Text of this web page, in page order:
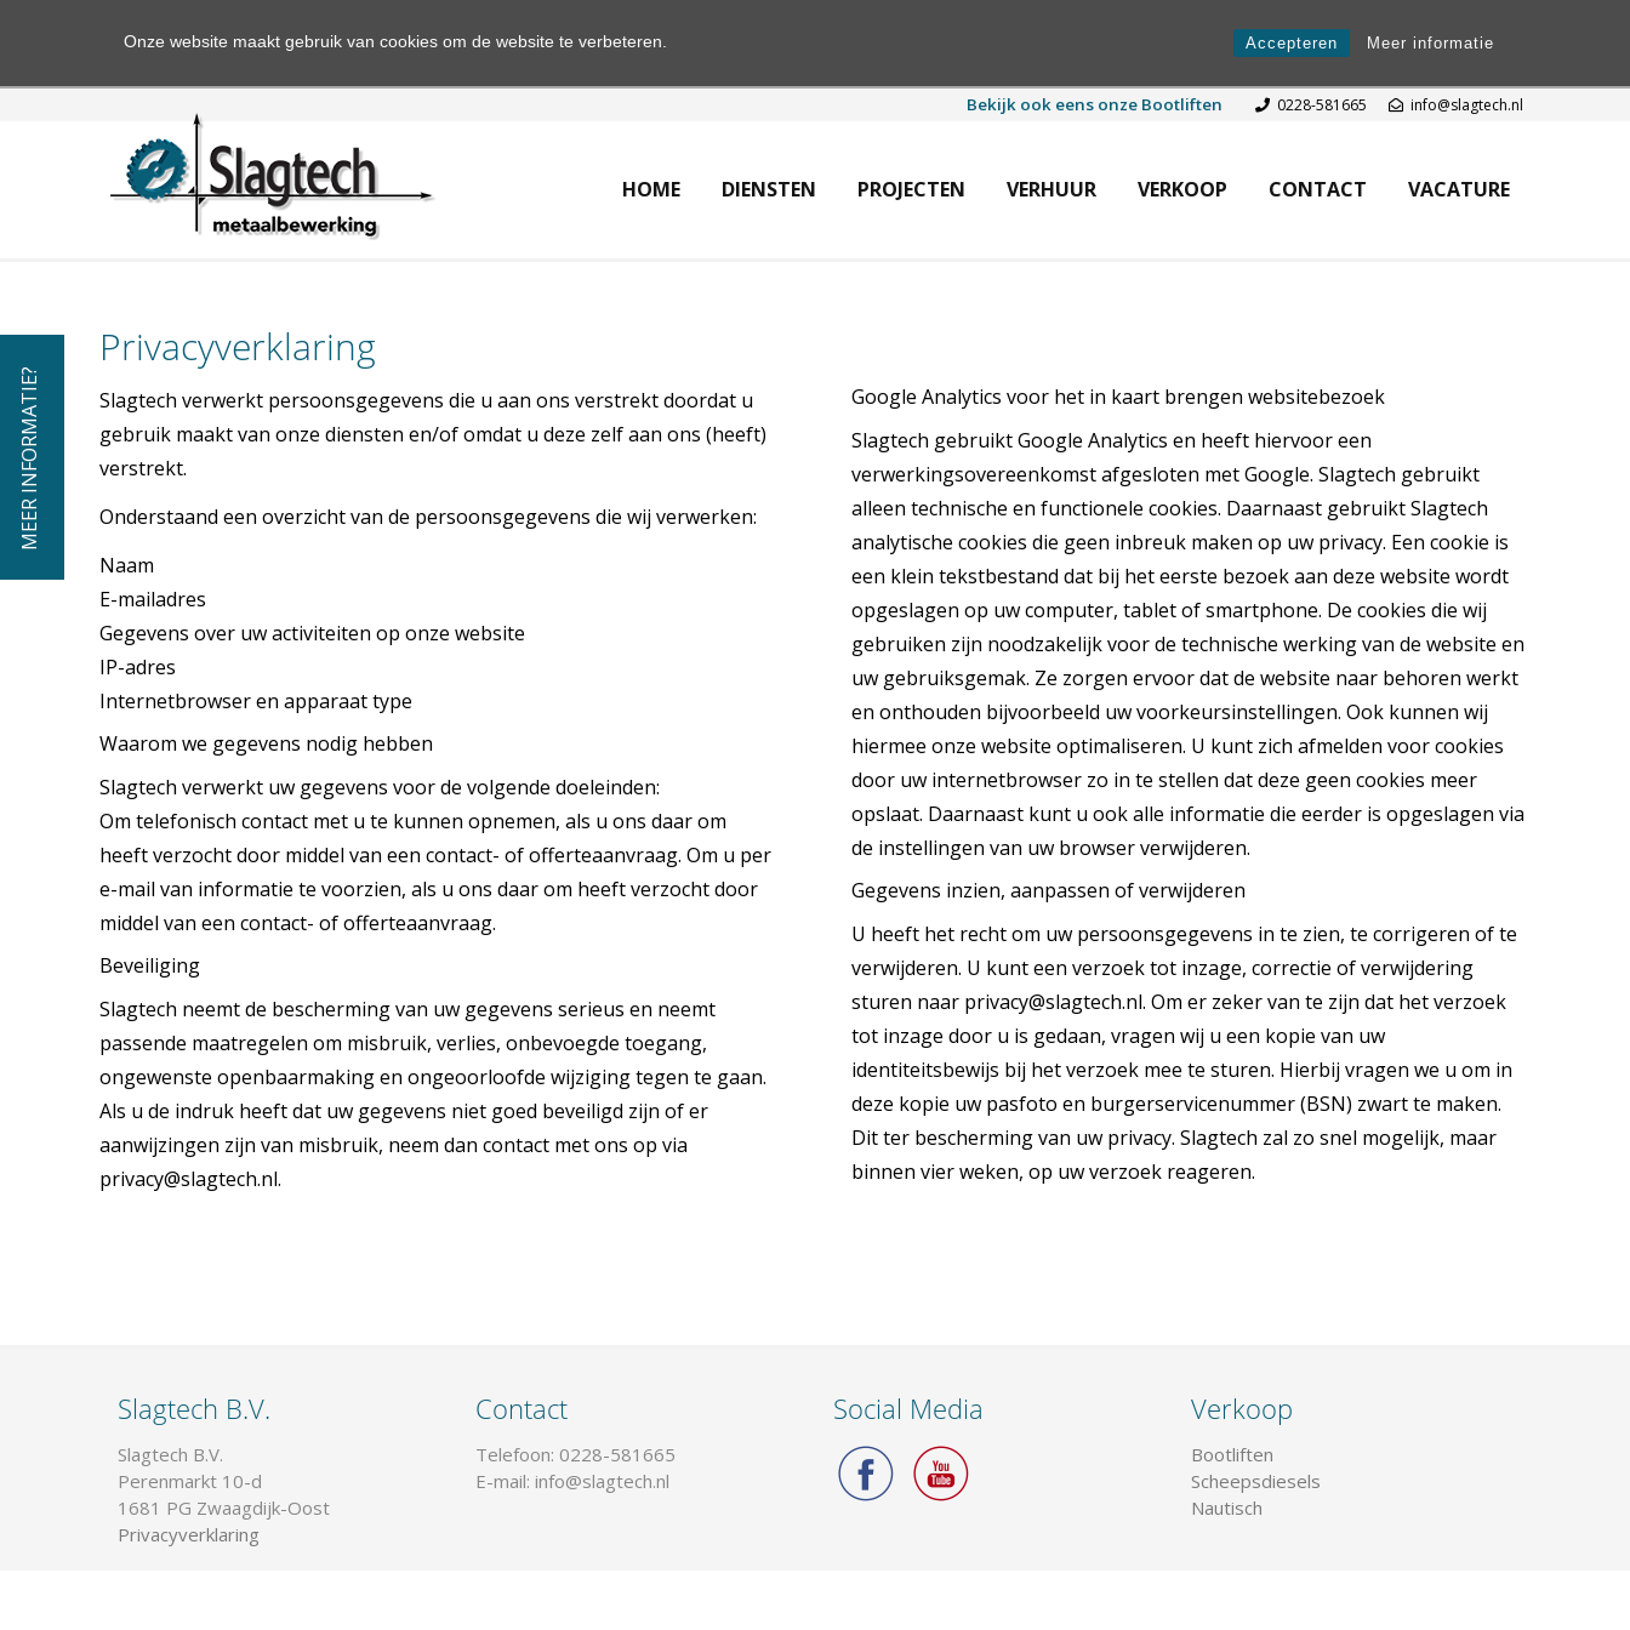
Onze website maakt gebruik van cookies om de website te verbeteren. Accepteren Meer informatie
Bekijk ook eens onze Bootliften 0228-581665 info@slagtech.nl
HOME DIENSTEN PROJECTEN VERHUUR VERKOOP CONTACT VACATURE
Privacyverklaring
Slagtech verwerkt persoonsgegevens die u aan ons verstrekt doordat u
gebruik maakt van onze diensten en/of omdat u deze zelf aan ons (heeft)
verstrekt.
Onderstaand een overzicht van de persoonsgegevens die wij verwerken:
Naam
E-mailadres
Gegevens over uw activiteiten op onze website
IP-adres
Internetbrowser en apparaat type
Waarom we gegevens nodig hebben
Slagtech verwerkt uw gegevens voor de volgende doeleinden:
Om telefonisch contact met u te kunnen opnemen, als u ons daar om
heeft verzocht door middel van een contact- of offerteaanvraag. Om u per
e-mail van informatie te voorzien, als u ons daar om heeft verzocht door
middel van een contact- of offerteaanvraag.
Beveiliging
Slagtech neemt de bescherming van uw gegevens serieus en neemt
passende maatregelen om misbruik, verlies, onbevoegde toegang,
ongewenste openbaarmaking en ongeoorloofde wijziging tegen te gaan.
Als u de indruk heeft dat uw gegevens niet goed beveiligd zijn of er
aanwijzingen zijn van misbruik, neem dan contact met ons op via
privacy@slagtech.nl.
Google Analytics voor het in kaart brengen websitebezoek
Slagtech gebruikt Google Analytics en heeft hiervoor een
verwerkingsovereenkomst afgesloten met Google. Slagtech gebruikt
alleen technische en functionele cookies. Daarnaast gebruikt Slagtech
analytische cookies die geen inbreuk maken op uw privacy. Een cookie is
een klein tekstbestand dat bij het eerste bezoek aan deze website wordt
opgeslagen op uw computer, tablet of smartphone. De cookies die wij
gebruiken zijn noodzakelijk voor de technische werking van de website en
uw gebruiksgemak. Ze zorgen ervoor dat de website naar behoren werkt
en onthouden bijvoorbeeld uw voorkeursinstellingen. Ook kunnen wij
hiermee onze website optimaliseren. U kunt zich afmelden voor cookies
door uw internetbrowser zo in te stellen dat deze geen cookies meer
opslaat. Daarnaast kunt u ook alle informatie die eerder is opgeslagen via
de instellingen van uw browser verwijderen.
Gegevens inzien, aanpassen of verwijderen
U heeft het recht om uw persoonsgegevens in te zien, te corrigeren of te
verwijderen. U kunt een verzoek tot inzage, correctie of verwijdering
sturen naar privacy@slagtech.nl. Om er zeker van te zijn dat het verzoek
tot inzage door u is gedaan, vragen wij u een kopie van uw
identiteitsbewijs bij het verzoek mee te sturen. Hierbij vragen we u om in
deze kopie uw pasfoto en burgerservicenummer (BSN) zwart te maken.
Dit ter bescherming van uw privacy. Slagtech zal zo snel mogelijk, maar
binnen vier weken, op uw verzoek reageren.
Slagtech B.V.
Slagtech B.V.
Perenmarkt 10-d
1681 PG Zwaagdijk-Oost
Privacyverklaring
Contact
Telefoon: 0228-581665
E-mail: info@slagtech.nl
Social Media Verkoop
Bootliften
Scheepsdiesels
Nautisch
MEER INFORMATIE?